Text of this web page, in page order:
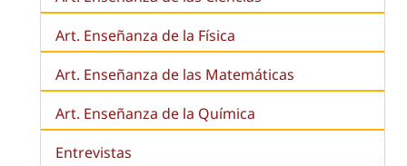
Art. Enseñanza de la Física
Art. Enseñanza de las Matemáticas
Art. Enseñanza de la Química
Entrevistas